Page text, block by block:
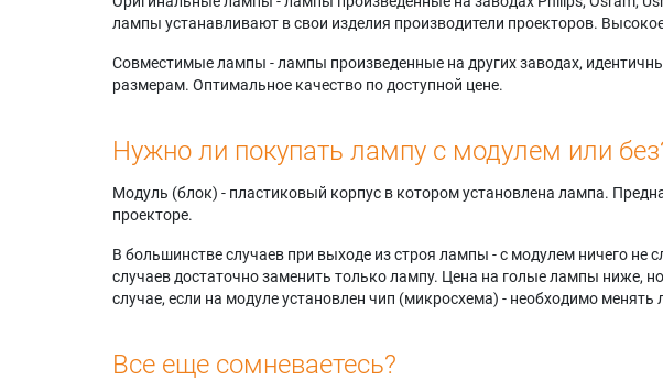
лампы устанавливают в свои изделия производители проекторов.
Совместимые лампы - лампы произведенные на других заводах,
размерам. Оптимальное качество по доступной цене.
Нужно ли покупать лампу с модулем или
Модуль (блок) - пластиковый корпус в котором установлена лампа.
проекторе.
В большинстве случаев при выходе из строя лампы - с модулем ничего не
случаев достаточно заменить только лампу. Цена на голые лампы ниже,
случае, если на модуле установлен чип (микросхема) - необходимо менять
Все еще сомневаетесь?